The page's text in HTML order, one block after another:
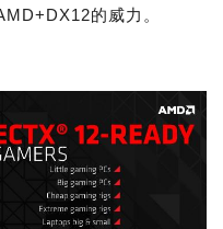
的威力。